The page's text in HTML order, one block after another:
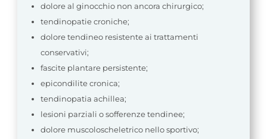
dolore al ginocchio non ancora chirurgico;
tendinopatie croniche;
dolore tendineo resistente ai trattamenti
conservativi;
fascite plantare persistente;
epicondilite cronica;
tendinopatia achillea;
lesioni parziali o sofferenze tendinee;
dolore muscoloscheletrico nello sportivo;